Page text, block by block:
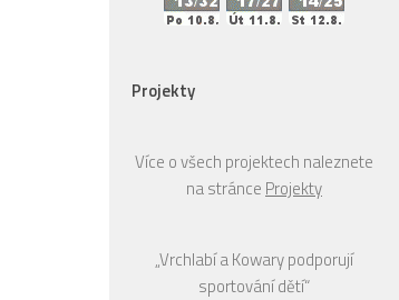
Projekty
Více o všech projektech naleznete
na stránce Projekty
„Vrchlabí a Kowary podporují
sportování dětí“